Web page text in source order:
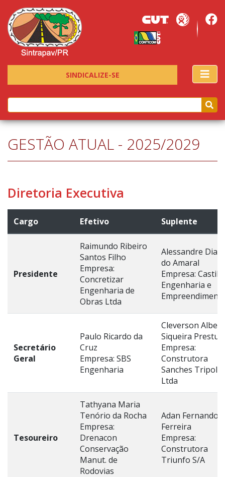
SINDICALIZE-SE
GESTÃO ATUAL - 2025/2029
Diretoria Executiva
Cargo Efetivo Suplente
Presidente
Raimundo Ribeiro
Santos Filho
Empresa:
Concretizar
Engenharia de
Obras Ltda
Alessandre Dias
do Amaral
Empresa:
Engenharia e
Secretário
Geral
Paulo Ricardo da
Cruz
Empresa: SBS
Engenharia
Cleverson Albert
Siqueira
Empresa:
Construtora
Sanches
Ltda
Tesoureiro
Tathyana Maria
Tenório da Rocha
Empresa:
Drenacon
Conservação
Manut. de
Rodovias
Adan Fernando
Ferreira
Empresa:
Construtora
Triunfo S/A